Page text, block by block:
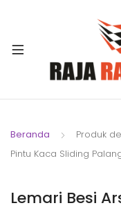
Beranda
Produk
Pintu Kaca Sliding
Lemari Besi